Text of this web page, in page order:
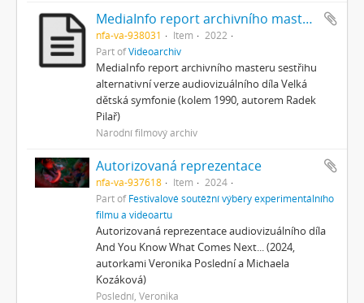
MediaInfo report archivního masteru sestřihu alternativní verze 01
nfa-va-938031 Item
2022
Part ofVideoarchiv
MediaInfo report archivního masteru sestřihu
alternativní verze audiovizuálního díla Velká
dětská symfonie (kolem 1990, autorem Radek
Pilař)
Národní filmový archiv
Autorizovaná reprezentace
nfa-va-937618 Item
2024
Part ofFestivalové soutěžní výběry experimentálního
filmu a videoartu
Autorizovaná reprezentace audiovizuálního díla
And You Know What Comes Next... (2024,
autorkami Veronika Poslední a Michaela
Kozáková)
Poslední, Veronika